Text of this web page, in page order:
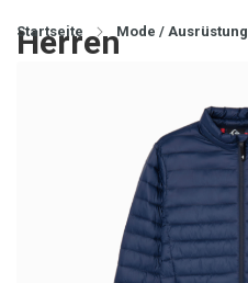
Startseite Mode / Ausrüstung
Herren